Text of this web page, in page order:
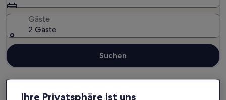
Gäste
2 Gäste
Suchen
Ihre Privatsphäre ist uns